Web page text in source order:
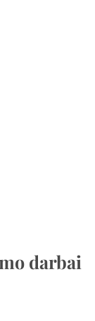
darbai